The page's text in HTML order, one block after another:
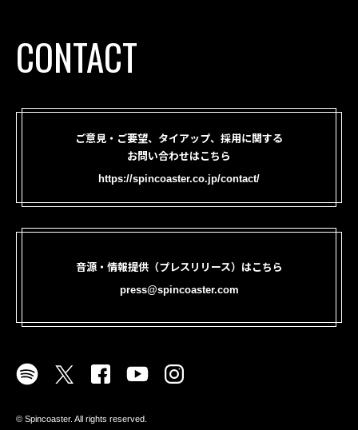
CONTACT
ご意見・ご要望、タイアップ、採用に関する
お問い合わせはこちら
https://spincoaster.co.jp/contact/
音源・情報提供（プレスリリース）はこちら
press@spincoaster.com
©︎ Spincoaster. All rights reserved.